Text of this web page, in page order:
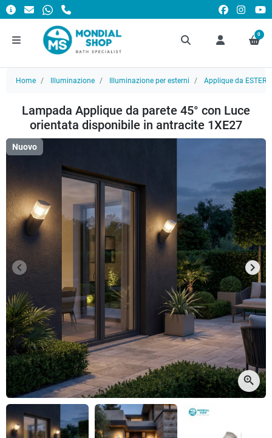
0
Home Illuminazione Illuminazione per esterni Applique da
Lampada Applique da parete 45° con Luce
orientata disponibile in antracite 1XE27
Nuovo
Precedente
keyboard_arrow_left keyboard_arrow_right
zoom_in